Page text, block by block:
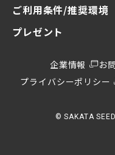
ご利用条件/推奨環境
プレゼント
企業情報 お
プライバシーポリシー
© SAKATA